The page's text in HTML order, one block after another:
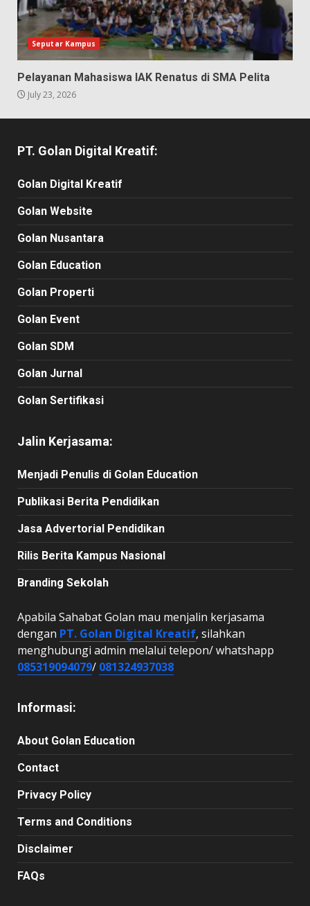
Seputar Kampus
Pelayanan Mahasiswa IAK Renatus di SMA Pelita
July 23, 2026
PT. Golan Digital Kreatif:
Golan Digital Kreatif
Golan Website
Golan Nusantara
Golan Education
Golan Properti
Golan Event
Golan SDM
Golan Jurnal
Golan Sertifikasi
Jalin Kerjasama:
Menjadi Penulis di Golan Education
Publikasi Berita Pendidikan
Jasa Advertorial Pendidikan
Rilis Berita Kampus Nasional
Branding Sekolah
Apabila Sahabat Golan mau menjalin kerjasama
dengan PT. Golan Digital Kreatif, silahkan
menghubungi admin melalui telepon/ whatshapp
085319094079/ 081324937038
Informasi:
About Golan Education
Contact
Privacy Policy
Terms and Conditions
Disclaimer
FAQs